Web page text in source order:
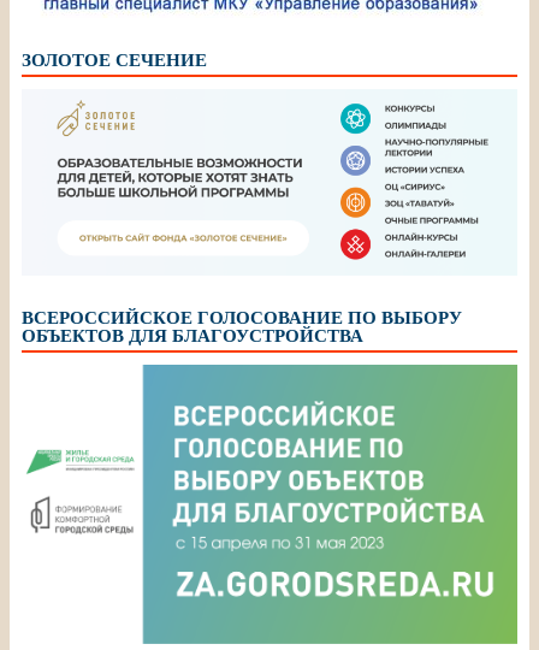
ЗОЛОТОЕ СЕЧЕНИЕ
ВСЕРОССИЙСКОЕ ГОЛОСОВАНИЕ ПО ВЫБОРУ
ОБЪЕКТОВ ДЛЯ БЛАГОУСТРОЙСТВА